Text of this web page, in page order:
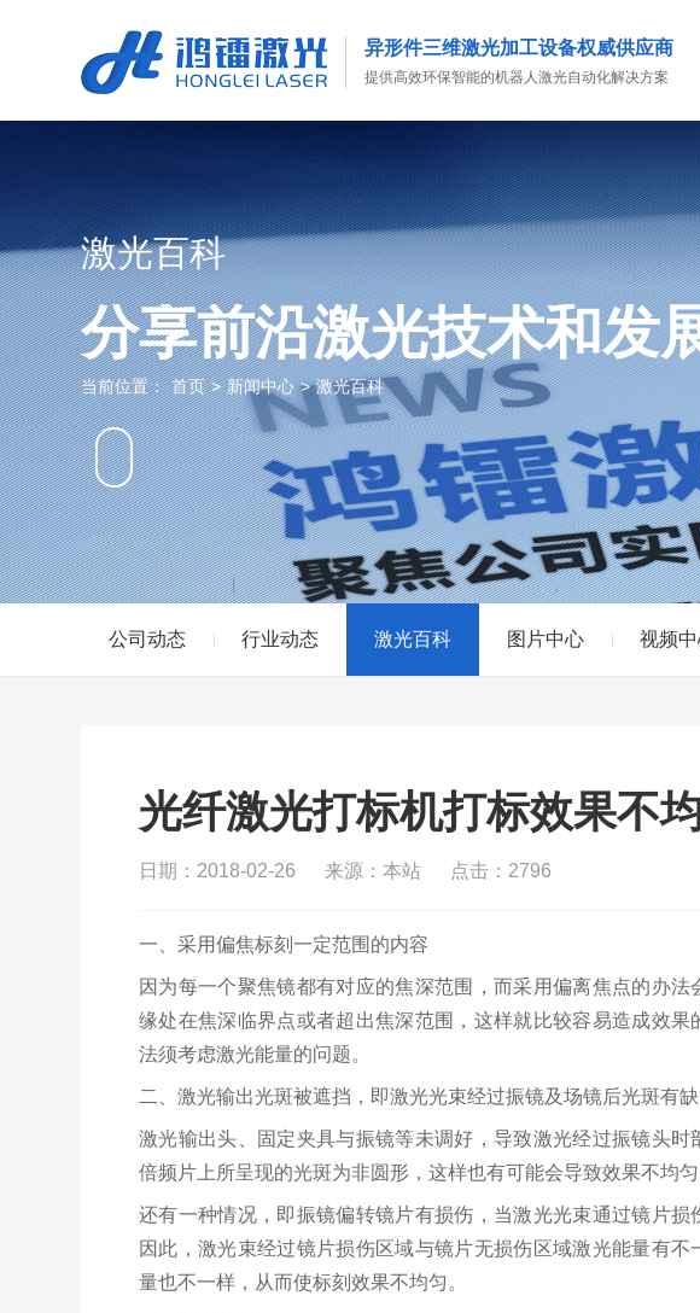
异形件三维激光加工设备权威供应商
提供高效环保智能的机器人激光自动化解决方案
激光百科
分享前沿激光技术和发
当前位置： 首页 > 新闻中心 > 激光百科
公司动态 行业动态 激光百科 图片中心 视频
光纤激光打标机打标效果不
日期：2018-02-26 来源：本站 点击：2796
一、采用偏焦标刻一定范围的内容
因为每一个聚焦镜都有对应的焦深范围，而采用偏离焦点的办法
缘处在焦深临界点或者超出焦深范围，这样就比较容易造成效
法须考虑激光能量的问题。
二、激光输出光斑被遮挡，即激光光束经过振镜及场镜后光斑有
激光输出头、固定夹具与振镜等未调好，导致激光经过振镜头时
倍频片上所呈现的光斑为非圆形，这样也有可能会导致效果不
还有一种情况，即振镜偏转镜片有损伤，当激光光束通过镜片损
因此，激光束经过镜片损伤区域与镜片无损伤区域激光能量有
量也不一样，从而使标刻效果不均匀。